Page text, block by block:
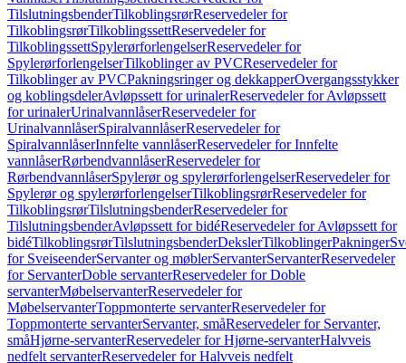
TilslutningsbenderTilkoblingsrørReservedeler for
TilkoblingsrørTilkoblingssettReservedeler for
TilkoblingssettSpylerørforlengelserReservedeler for
SpylerørforlengelserTilkoblinger av PVCReservedeler for
Tilkoblinger av PVCPakningsringer og dekkapperOvergangsstykker
og koblingsdelerAvløpssett for urinalerReservedeler for Avløpssett
for urinalerUrinalvannlåserReservedeler for
UrinalvannlåserSpiralvannlåserReservedeler for
SpiralvannlåserInnfelte vannlåserReservedeler for Innfelte
vannlåserRørbendvannlåserReservedeler for
RørbendvannlåserSpylerør og spylerørforlengelserReservedeler for
Spylerør og spylerørforlengelserTilkoblingsrørReservedeler for
TilkoblingsrørTilslutningsbenderReservedeler for
TilslutningsbenderAvløpssett for bidéReservedeler for Avløpssett for
bidéTilkoblingsrørTilslutningsbenderDekslerTilkoblingerPakninger
for SveiseenderServanter og møblerServanterServanterReservedeler
for ServanterDoble servanterReservedeler for Doble
servanterMøbelservanterReservedeler for
MøbelservanterToppmonterte servanterReservedeler for
Toppmonterte servanterServanter, småReservedeler for Servanter,
småHjørne-servanterReservedeler for Hjørne-servanterHalvveis
nedfelt servanterReservedeler for Halvveis nedfelt